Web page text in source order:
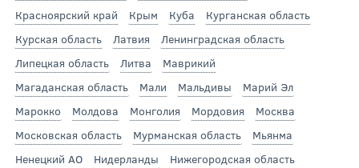
Красноярский край
Крым Куба
Курганская область
Курская область
Латвия
Ленинградская область
Липецкая область
Литва
Маврикий
Магаданская область
Мали Мальдивы
Марий Эл
Марокко
Молдова Монголия Мордовия
Москва
Московская область
Мурманская область
Мьянма
Ненецкий АО
Нидерланды
Нижегородская область